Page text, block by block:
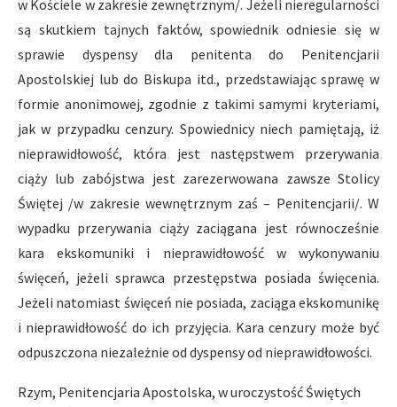
w Kościele w zakresie zewnętrznym/. Jeżeli nieregularności
są skutkiem tajnych faktów, spowiednik odniesie się w
sprawie dyspensy dla penitenta do Penitencjarii
Apostolskiej lub do Biskupa itd., przedstawiając sprawę w
formie anonimowej, zgodnie z takimi samymi kryteriami,
jak w przypadku cenzury. Spowiednicy niech pamiętają, iż
nieprawidłowość, która jest następstwem przerywania
ciąży lub zabójstwa jest zarezerwowana zawsze Stolicy
Świętej /w zakresie wewnętrznym zaś – Penitencjarii/. W
wypadku przerywania ciąży zaciągana jest równocześnie
kara ekskomuniki i nieprawidłowość w wykonywaniu
święceń, jeżeli sprawca przestępstwa posiada święcenia.
Jeżeli natomiast święceń nie posiada, zaciąga ekskomunikę
i nieprawidłowość do ich przyjęcia. Kara cenzury może być
odpuszczona niezależnie od dyspensy od nieprawidłowości.
Rzym, Penitencjaria Apostolska, w uroczystość Świętych